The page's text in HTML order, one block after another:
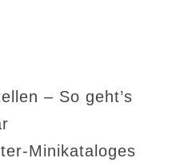
– So geht’s
Minikataloges